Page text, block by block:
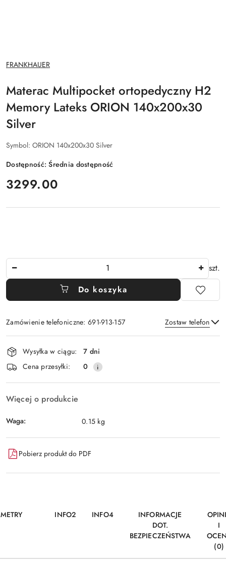
NAZWA
PRODUCENTA:
FRANKHAUER
Materac Multipocket ortopedyczny H2
Memory Lateks ORION 140x200x30
Silver
Symbol: ORION 140x200x30 Silver
Dostępność:Średnia dostępność
cena:
3299.00
szt.
Do koszyka
Zamówienie telefoniczne: 691-913-157 Zostaw telefon
Wyślij
Dostępność
i
dostawa
Wysyłka w ciągu:
7 dni
Cena przesyłki:
0
Więcej o produkcie
Waga: 0.15 kg
Pobierz produkt do PDF
INFO2 INFO4
INFORMACJE
DOT.
BEZPIECZEŃSTWA
I
(0)